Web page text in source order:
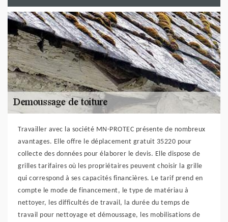
Travailler avec la société MN-PROTEC présente de nombreux
avantages. Elle offre le déplacement gratuit 35220 pour
collecte des données pour élaborer le devis. Elle dispose de
grilles tarifaires où les propriétaires peuvent choisir la grille
qui correspond à ses capacités financières. Le tarif prend en
compte le mode de financement, le type de matériau à
nettoyer, les difficultés de travail, la durée du temps de
travail pour nettoyage et démoussage, les mobilisations de